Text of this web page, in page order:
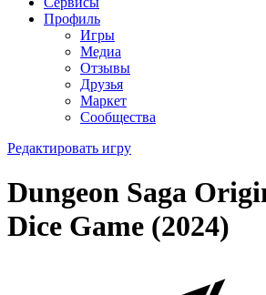
Профиль
Игры
Медиа
Отзывы
Друзья
Маркет
Сообщества
Редактировать игру
Dungeon Saga
Dice Game (2024)